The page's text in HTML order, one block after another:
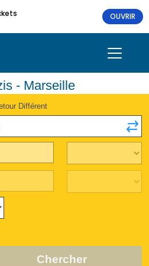
OUVRIR
- Marseille
Différent
Chercher